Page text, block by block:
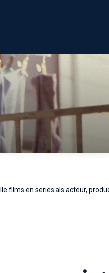
films en series als acteur,